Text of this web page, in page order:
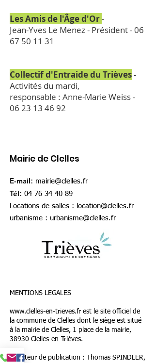
Les Amis de l'Âge d'Or-
Jean-Yves Le Menez - Président -06
67 50 11 31
Collectif d'Entraide du Trièves-
Activités du mardi,
responsable : Anne-Marie Weiss -
06 23 13 46 92
Mairie de Clelles
E-mail: mairie@clelles.fr
Tél: 04 76 34 40 89
Locations de salles : location@clelles.fr
urbanisme : urbanisme@clelles.fr
MENTIONS LEGALES
www.clelles-en-trieves.fr est le site officiel de
la commune de Clelles dont le siège est situé
à la mairie de Clelles, 1 place de la mairie,
38930 Clelles-en-Trièves.
Directeur de publication : Thomas SPINDLER,